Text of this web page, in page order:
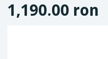
1,190.00 ron